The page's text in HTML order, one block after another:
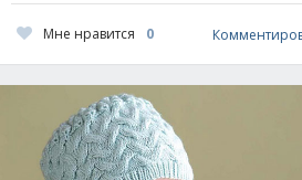
спицами 2019-2020:
пуловеры и свитера 0
Мне нравится 0